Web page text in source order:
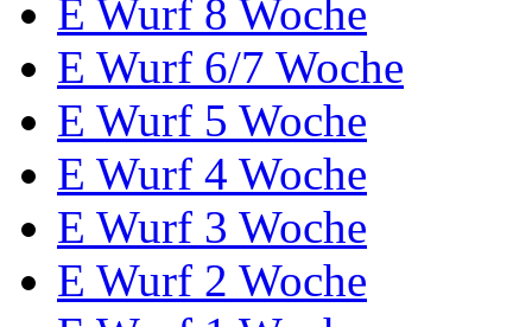
E Wurf 8 Woche
E Wurf 6/7 Woche
E Wurf 5 Woche
E Wurf 4 Woche
E Wurf 3 Woche
E Wurf 2 Woche